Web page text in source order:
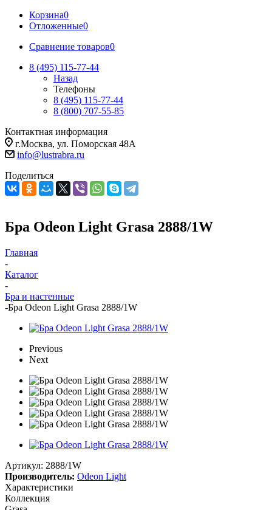
Корзина0
Отложенные0
Сравнение товаров0
8 (495) 115-77-44
Назад
Телефоны
8 (495) 115-77-44
8 (800) 707-55-85
Контактная информация
г.Москва, ул. Поморская 48А
info@lustrabra.ru
Поделиться
Бра Odeon Light Grasa 2888/1W
Главная
-
Каталог
-
Бра и настенные
-Бра Odeon Light Grasa 2888/1W
Previous
Next
Артикул: 2888/1W
Производитель: Odeon Light
Характеристики
Коллекция